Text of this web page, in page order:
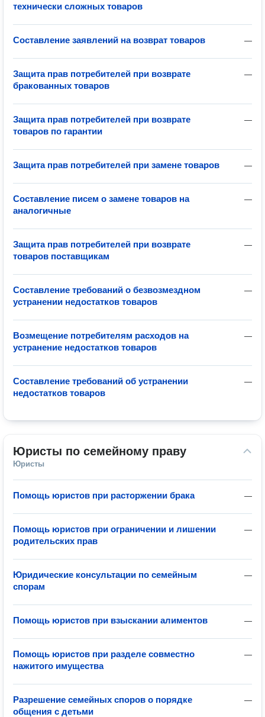
технически сложных товаров
—
Составление заявлений на возврат товаров
—
Защита прав потребителей при возврате
бракованных товаров
—
Защита прав потребителей при возврате
товаров по гарантии
—
Защита прав потребителей при замене товаров
—
Составление писем о замене товаров на
аналогичные
—
Защита прав потребителей при возврате
товаров поставщикам
—
Составление требований о безвозмездном
устранении недостатков товаров
—
Возмещение потребителям расходов на
устранение недостатков товаров
—
Составление требований об устранении
недостатков товаров
Юристы по семейному праву
Юристы
—
Помощь юристов при расторжении брака
—
Помощь юристов при ограничении и лишении
родительских прав
—
Юридические консультации по семейным
спорам
—
Помощь юристов при взыскании алиментов
—
Помощь юристов при разделе совместно
нажитого имущества
—
Разрешение семейных споров о порядке
общения с детьми